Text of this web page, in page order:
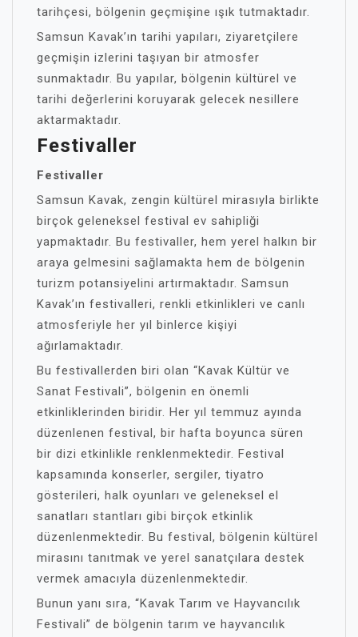
tarihçesi, bölgenin geçmişine ışık tutmaktadır.
Samsun Kavak’ın tarihi yapıları, ziyaretçilere
geçmişin izlerini taşıyan bir atmosfer
sunmaktadır. Bu yapılar, bölgenin kültürel ve
tarihi değerlerini koruyarak gelecek nesillere
aktarmaktadır.
Festivaller
Festivaller
Samsun Kavak, zengin kültürel mirasıyla birlikte
birçok geleneksel festival ev sahipliği
yapmaktadır. Bu festivaller, hem yerel halkın bir
araya gelmesini sağlamakta hem de bölgenin
turizm potansiyelini artırmaktadır. Samsun
Kavak’ın festivalleri, renkli etkinlikleri ve canlı
atmosferiyle her yıl binlerce kişiyi
ağırlamaktadır.
Bu festivallerden biri olan “Kavak Kültür ve
Sanat Festivali”, bölgenin en önemli
etkinliklerinden biridir. Her yıl temmuz ayında
düzenlenen festival, bir hafta boyunca süren
bir dizi etkinlikle renklenmektedir. Festival
kapsamında konserler, sergiler, tiyatro
gösterileri, halk oyunları ve geleneksel el
sanatları stantları gibi birçok etkinlik
düzenlenmektedir. Bu festival, bölgenin kültürel
mirasını tanıtmak ve yerel sanatçılara destek
vermek amacıyla düzenlenmektedir.
Bunun yanı sıra, “Kavak Tarım ve Hayvancılık
Festivali” de bölgenin tarım ve hayvancılık